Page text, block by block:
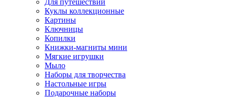
Для путешествий
Куклы коллекционные
Картины
Ключницы
Копилки
Книжки-магниты мини
Мягкие игрушки
Мыло
Наборы для творчества
Настольные игры
Подарочные наборы